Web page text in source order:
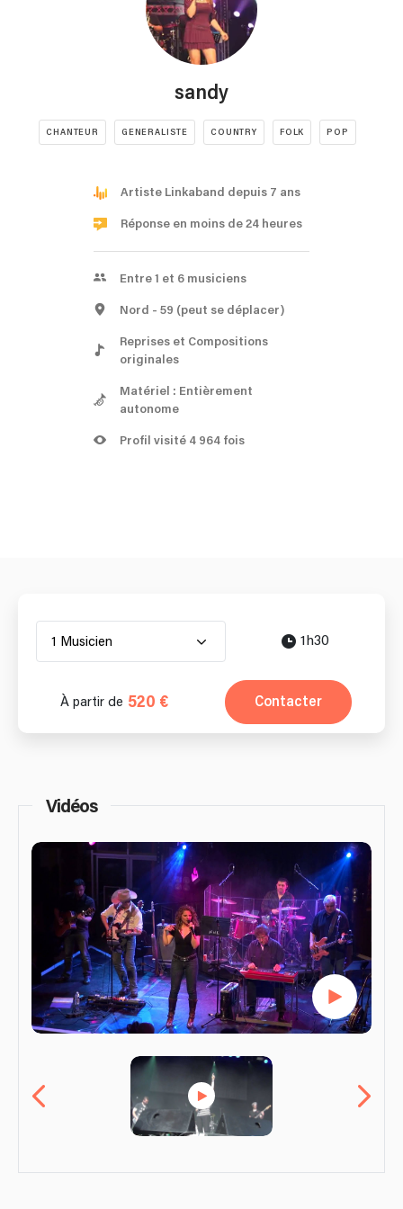
sandy
CHANTEUR GENERALISTE COUNTRY FOLK POP
Artiste Linkaband depuis 7 ans
Réponse en moins de 24 heures
Entre 1 et 6 musiciens
Nord - 59 (peut se déplacer)
Reprises et Compositions
originales
Matériel : Entièrement
autonome
Profil visité 4 964 fois
1 Musicien 1h30
À partir de 520 € Contacter
Vidéos